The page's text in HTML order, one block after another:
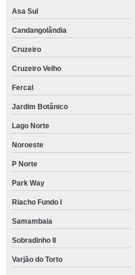
Asa Sul
Candangolândia
Cruzeiro
Cruzeiro Velho
Fercal
Jardim Botânico
Lago Norte
Noroeste
P Norte
Park Way
Riacho Fundo I
Samambaia
Sobradinho II
Varjão do Torto